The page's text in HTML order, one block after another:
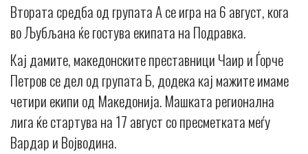
Втората средба од групата А се игра на 6 август, кога
во Љубљана ќе гостува екипата на Подравка.
Кај дамите, македонските преставници Чаир и Ѓорче
Петров се дел од групата Б, додека кај мажите имаме
четири екипи од Македонија. Машката регионална
лига ќе стартува на 17 август со пресметката меѓу
Вардар и Војводина.